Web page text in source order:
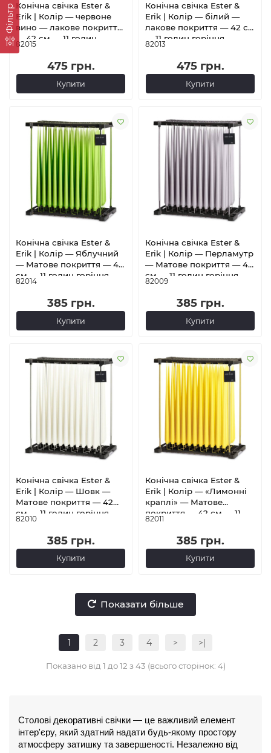
Фільтр Конічна свічка Ester &
Erik | Колір — червоне
вино — лакове покриття
— 42 см — 11 годин
горіння
82015
475 грн.
Купити
Конічна свічка Ester &
Erik | Колір — білий —
лакове покриття — 42 см
— 11 годин горіння
82013
475 грн.
Купити
Конічна свічка Ester &
Erik | Колір — Яблучний
— Матове покриття — 42
см — 11 годин горіння
82014
385 грн.
Купити
Конічна свічка Ester &
Erik | Колір — Перламутр
— Матове покриття — 42
см — 11 годин горіння
82009
385 грн.
Купити
Конічна свічка Ester &
Erik | Колір — Шовк —
Матове покриття — 42
см — 11 годин горіння
82010
385 грн.
Купити
Конічна свічка Ester &
Erik | Колір — «Лимонні
краплі» — Матове
покриття — 42 см — 11
годин горіння
82011
385 грн.
Купити
Показати більше
1 2 3 4 > >|
Показано від 1 до 12 з 43 (всього сторінок: 4)
Столові декоративні свічки — це важливий елемент
інтер'єру, який здатний надати будь-якому простору
атмосферу затишку та завершеності. Незалежно від